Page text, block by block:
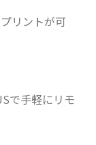
リントが可
で手軽にリモ